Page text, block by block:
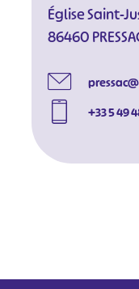
Église Saint-
86460
+33 5 49